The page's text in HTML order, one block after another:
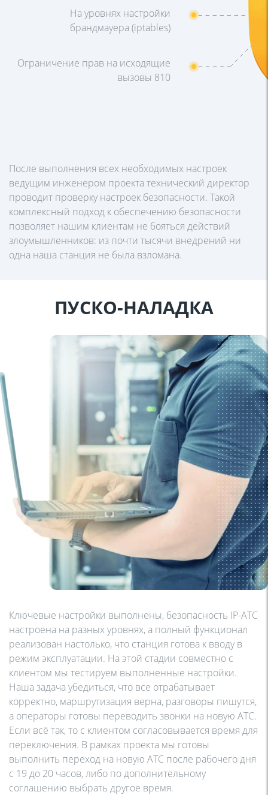
На уровнях настройки
брандмауера (iptables)
Ограничение прав на исходящие
вызовы 810
После выполнения всех необходимых настроек
ведущим инженером проекта технический директор
проводит проверку настроек безопасности. Такой
комплексный подход к обеспечению безопасности
позволяет нашим клиентам не бояться действий
злоумышленников: из почти тысячи внедрений ни
одна наша станция не была взломана.
ПУСКО-НАЛАДКА
Ключевые настройки выполнены, безопасность IP-АТС
настроена на разных уровнях, а полный функционал
реализован настолько, что станция готова к вводу в
режим эксплуатации. На этой стадии совместно с
клиентом мы тестируем выполненные настройки.
Наша задача убедиться, что все отрабатывает
корректно, маршрутизация верна, разговоры пишутся,
а операторы готовы переводить звонки на новую АТС.
Если всё так, то с клиентом согласовывается время для
переключения. В рамках проекта мы готовы
выполнить переход на новую АТС после рабочего дня
с 19 до 20 часов, либо по дополнительному
соглашению выбрать другое время.